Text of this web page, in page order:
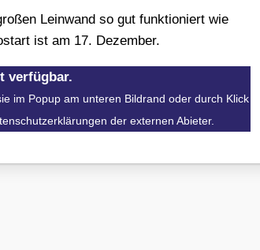
Lein­wand so gut funk­tio­niert wie
ist am 17. Dezem­ber.
verfügbar.
im Popup am unteren Bildrand oder durch Klick
der externen Abieter.